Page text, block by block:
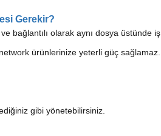
Gerekir?
bağlantılı olarak aynı dosya üstünde
ürünlerinize yeterli güç sağlamaz.
gibi yönetebilirsiniz.